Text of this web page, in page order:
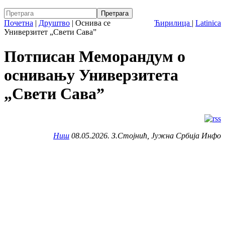
Ћирилица | Latinica
Почетна | Друштво | Оснива се
Универзитет „Свети Сава”
Потписан Меморандум о
оснивању Универзитета
„Свети Сава”
Ниш 08.05.2026. З.Стојнић, Јужна Србија Инфо